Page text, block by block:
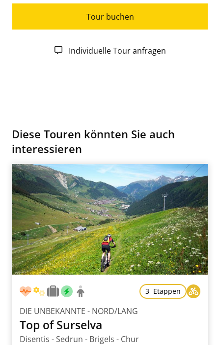
Tour buchen
Individuelle Tour anfragen
Diese Touren könnten Sie auch
interessieren
3 Etappen
DIE UNBEKANNTE - NORD/LANG
Top of Surselva
Disentis - Sedrun - Brigels - Chur